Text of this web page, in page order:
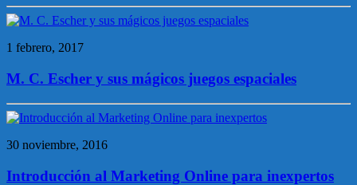
1 febrero, 2017
M. C. Escher y sus mágicos juegos espaciales
30 noviembre, 2016
Introducción al Marketing Online para inexpertos